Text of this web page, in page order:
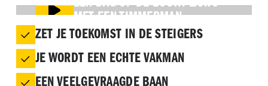
EEN DAG OP DE BOUWPLAATS
MET EEN TIMMERMAN
ZET JE TOEKOMST IN DE STEIGERS
JE WORDT EEN ECHTE VAKMAN
EEN VEELGEVRAAGDE BAAN